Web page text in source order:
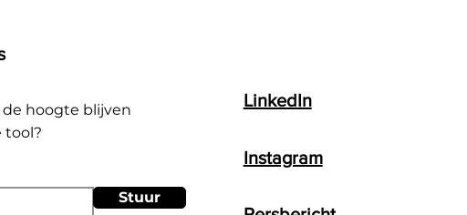
de hoogte blijven
tool?
Stuur
LinkedIn
Instagram